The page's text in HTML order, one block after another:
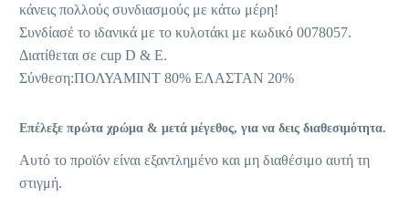
κάνεις πολλούς συνδιασμούς με κάτω μέρη!
Συνδίασέ το ιδανικά με το κυλοτάκι με κωδικό 0078057.
Διατίθεται σε cup D & E.
Σύνθεση:ΠΟΛΥΑΜΙΝΤ 80% ΕΛΑΣΤΑΝ 20%
Επέλεξε πρώτα χρώμα & μετά μέγεθος, για να δεις διαθεσιμότητα.
Αυτό το προϊόν είναι εξαντλημένο και μη διαθέσιμο αυτή τη
στιγμή.